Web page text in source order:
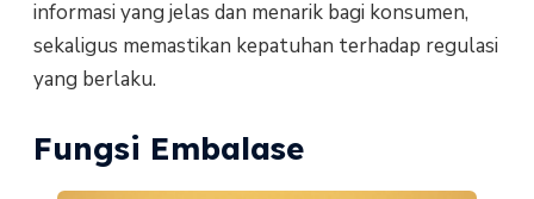
informasi yang jelas dan menarik bagi konsumen,
sekaligus memastikan kepatuhan terhadap regulasi
yang berlaku.
Fungsi Embalase